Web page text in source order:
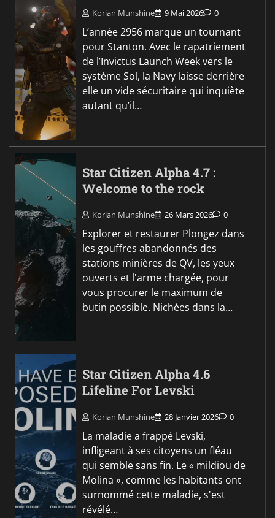
Korian Munshine 9 Mai 2026 0
L’année 2956 marque un tournant
pour Stanton. Avec le rapatriement
de l’Invictus Launch Week vers le
système Sol, la Navy laisse derrière
elle un vide sécuritaire qui inquiète
autant qu’il…
Star Citizen Alpha 4.7 :
Welcome to the rock
Korian Munshine 26 Mars 2026 0
Explorer et restaurer Plongez dans
les gouffres abandonnés des
stations minières de QV, les yeux
ouverts et l'arme chargée, pour
vous procurer le maximum de
butin possible. Nichées dans la…
Star Citizen Alpha 4.6
Lifeline For Levski
Korian Munshine 28 Janvier 2026 0
La maladie a frappé Levski,
infligeant à ses citoyens un fléau
qui semble sans fin. Le « mildiou de
Molina », comme les habitants ont
surnommé cette maladie, s'est
révélé…